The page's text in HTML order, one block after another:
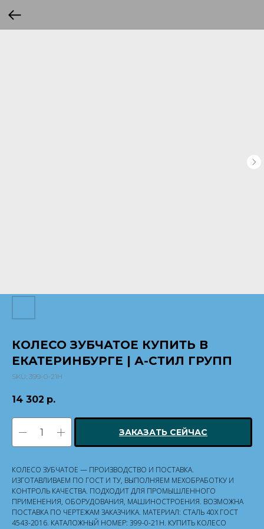
КОЛЕСО ЗУБЧАТОЕ КУПИТЬ В
ЕКАТЕРИНБУРГЕ | А-СТИЛ ГРУПП
SKU: 399-0-21Н
14 302 р.
ЗАКАЗАТЬ СЕЙЧАС
КОЛЕСО ЗУБЧАТОЕ — ПРОИЗВОДСТВО И ПОСТАВКА.
ИЗГОТАВЛИВАЕМ ПО ГОСТ И ТУ, ВЫПОЛНЯЕМ МЕХОБРАБОТКУ И
КОНТРОЛЬ КАЧЕСТВА. ПОДХОДИТ ДЛЯ ПРОМЫШЛЕННОГО
ПРИМЕНЕНИЯ, ОБОРУДОВАНИЯ, МАШИНОСТРОЕНИЯ. ВОЗМОЖНА
ПОСТАВКА ПО ЧЕРТЕЖАМ ЗАКАЗЧИКА. МАТЕРИАЛ: СТАЛЬ 40Х ГОСТ
4543-2016. КАТАЛОЖНЫЙ НОМЕР: 399-0-21Н. КУПИТЬ КОЛЕСО